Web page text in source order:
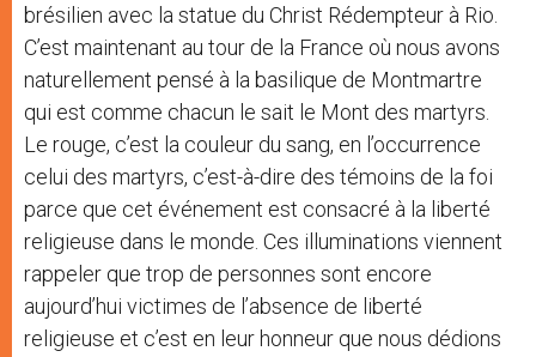
brésilien avec la statue du Christ Rédempteur à Rio.
C’est maintenant au tour de la France où nous avons
naturellement pensé à la basilique de Montmartre
qui est comme chacun le sait le Mont des martyrs.
Le rouge, c’est la couleur du sang, en l’occurrence
celui des martyrs, c’est-à-dire des témoins de la foi
parce que cet événement est consacré à la liberté
religieuse dans le monde. Ces illuminations viennent
rappeler que trop de personnes sont encore
aujourd’hui victimes de l’absence de liberté
religieuse et c’est en leur honneur que nous dédions